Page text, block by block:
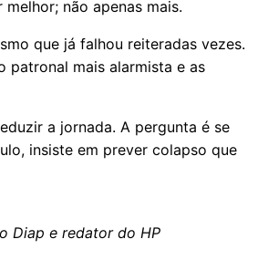
não apenas mais.
que já falhou reiteradas vezes.
patronal mais alarmista e as
a jornada. A pergunta é se
insiste em prever colapso que
Diap e redator do HP